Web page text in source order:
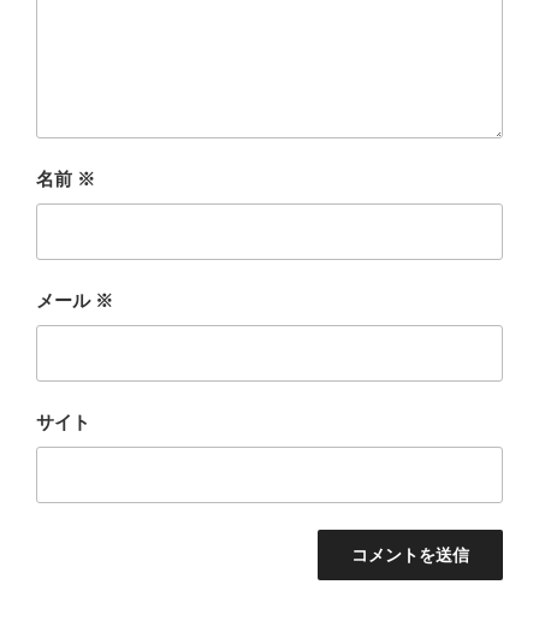
名前 ※
メール ※
サイト